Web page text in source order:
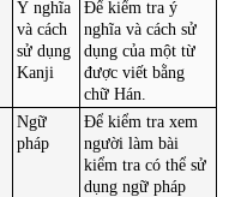
Ý nghĩa
và cách
sử dụng
Kanji
Để kiểm tra ý
nghĩa và cách sử
dụng của một từ
được viết bằng
chữ Hán.
Ngữ
pháp
Để kiểm tra xem
người làm bài
kiểm tra có thể sử
dụng ngữ pháp